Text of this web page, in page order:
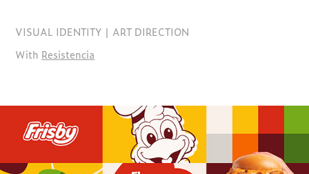
VISUAL IDENTITY | ART DIRECTION
With Resistencia